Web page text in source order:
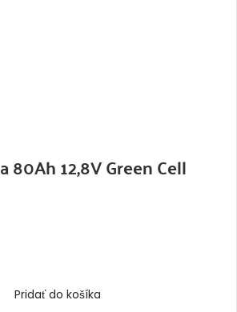
80Ah 12,8V Green Cell
Pridať do košíka